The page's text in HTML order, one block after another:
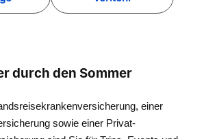
durch den Sommer
einer
sowie einer Privat-